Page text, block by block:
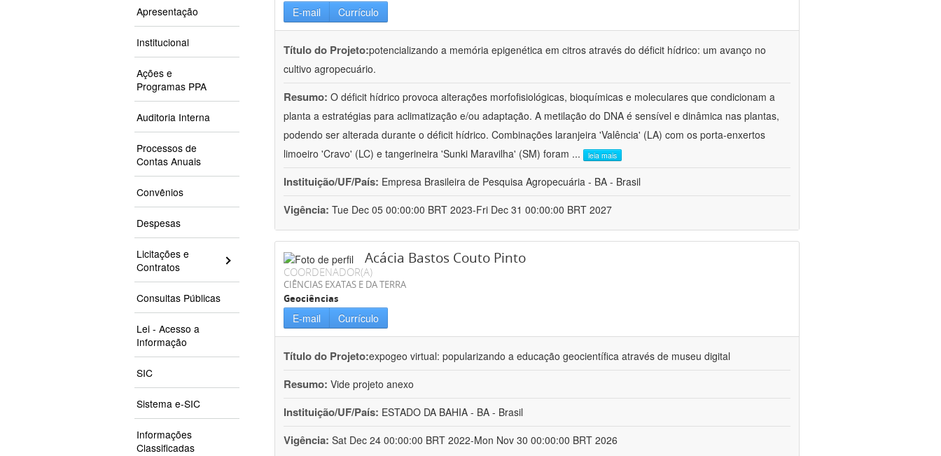
Apresentação
Institucional
Ações e
Programas PPA
Auditoria Interna
Processos de
Contas Anuais
Convênios
Despesas
Licitações e
Contratos
Consultas Públicas
Lei - Acesso a
Informação
SIC
Sistema e-SIC
Informações
Classificadas
E-mail Currículo
Título do Projeto:potencializando a memória epigenética em citros através do déficit hídrico: um avanço no
cultivo agropecuário.
Resumo: O déficit hídrico provoca alterações morfofisiológicas, bioquímicas e moleculares que condicionam a
planta a estratégias para aclimatização e/ou adaptação. A metilação do DNA é sensível e dinâmica nas plantas,
podendo ser alterada durante o déficit hídrico. Combinações laranjeira 'Valência' (LA) com os porta-enxertos
limoeiro 'Cravo' (LC) e tangerineira 'Sunki Maravilha' (SM) foram ... leia mais
Instituição/UF/País: Empresa Brasileira de Pesquisa Agropecuária - BA - Brasil
Vigência: Tue Dec 05 00:00:00 BRT 2023-Fri Dec 31 00:00:00 BRT 2027
Acácia Bastos Couto Pinto
COORDENADOR(A)
CIÊNCIAS EXATAS E DA TERRA
Geociências
E-mail Currículo
Título do Projeto:expogeo virtual: popularizando a educação geocientífica através de museu digital
Resumo: Vide projeto anexo
Instituição/UF/País: ESTADO DA BAHIA - BA - Brasil
Vigência: Sat Dec 24 00:00:00 BRT 2022-Mon Nov 30 00:00:00 BRT 2026